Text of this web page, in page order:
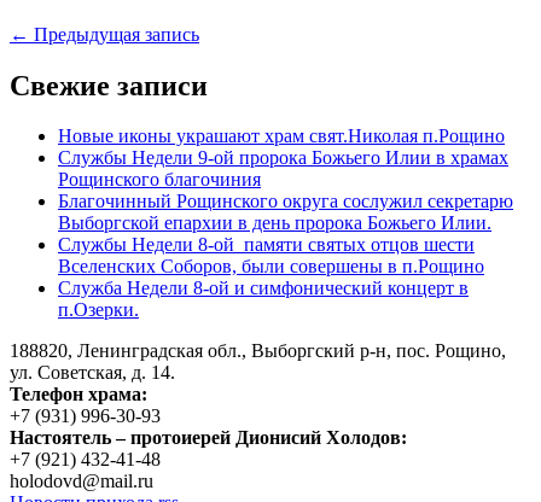
← Предыдущая запись
Свежие записи
Новые иконы украшают храм свят.Николая п.Рощино
Службы Недели 9-ой пророка Божьего Илии в храмах
Рощинского благочиния
Благочинный Рощинского округа сослужил секретарю
Выборгской епархии в день пророка Божьего Илии.
Службы Недели 8-ой памяти святых отцов шести
Вселенских Соборов, были совершены в п.Рощино
Служба Недели 8-ой и симфонический концерт в
п.Озерки.
188820, Ленинградская обл., Выборгский р-н, пос. Рощино,
ул. Советская, д. 14.
Телефон храма:
+7 (931) 996-30-93
Настоятель – протоиерей Дионисий Холодов:
+7 (921) 432-41-48
holodovd@mail.ru